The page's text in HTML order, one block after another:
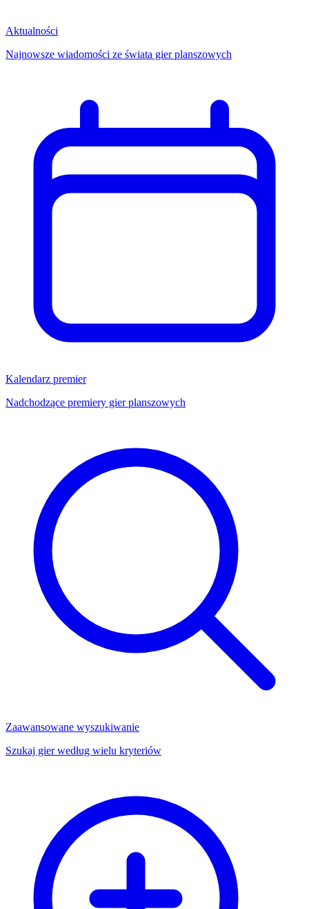
Aktualności
Najnowsze wiadomości ze świata gier planszowych
Kalendarz premier
Nadchodzące premiery gier planszowych
Zaawansowane wyszukiwanie
Szukaj gier według wielu kryteriów